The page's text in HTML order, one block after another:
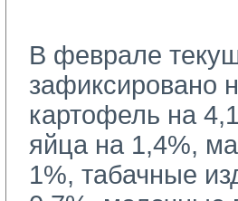
В феврале
зафиксировано
картофель на
яйца на 1,4%,
1%, табачные